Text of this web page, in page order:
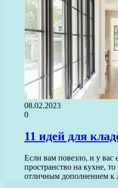
08.02.2023
0
11 идей для
Если вам повезло, и у вас
пространство на кухне, то
отличным дополнением